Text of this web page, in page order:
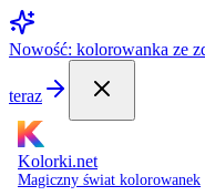
Nowość: kolorowanka ze
teraz
Kolorki.net
Magiczny świat kolorowanek